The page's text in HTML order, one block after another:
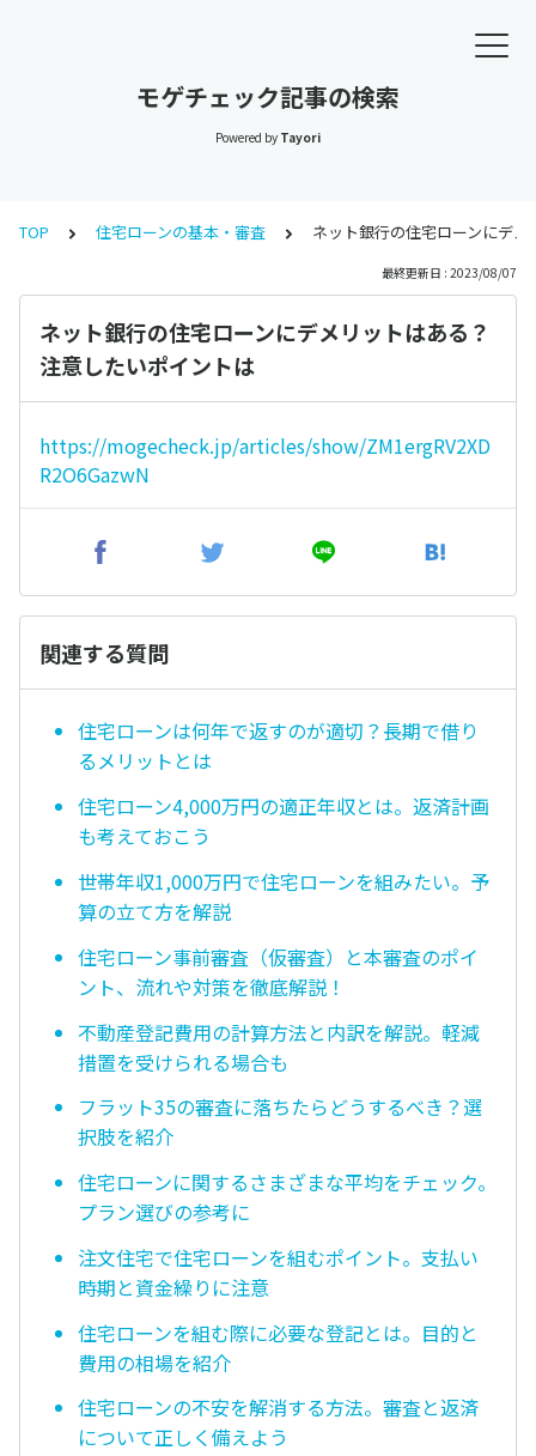
モゲチェック記事の検索
Powered by Tayori
TOP 住宅ローンの基本・審査 ネット銀行の住宅ローンにデ
最終更新日 : 2023/08/07
ネット銀行の住宅ローンにデメリットはある？
注意したいポイントは
https://mogecheck.jp/articles/show/ZM1ergRV2XD
R2O6GazwN
関連する質問
住宅ローンは何年で返すのが適切？長期で借り
るメリットとは
住宅ローン4,000万円の適正年収とは。返済計画
も考えておこう
世帯年収1,000万円で住宅ローンを組みたい。予
算の立て方を解説
住宅ローン事前審査（仮審査）と本審査のポイ
ント、流れや対策を徹底解説！
不動産登記費用の計算方法と内訳を解説。軽減
措置を受けられる場合も
フラット35の審査に落ちたらどうするべき？選
択肢を紹介
住宅ローンに関するさまざまな平均をチェック。
プラン選びの参考に
注文住宅で住宅ローンを組むポイント。支払い
時期と資金繰りに注意
住宅ローンを組む際に必要な登記とは。目的と
費用の相場を紹介
住宅ローンの不安を解消する方法。審査と返済
について正しく備えよう